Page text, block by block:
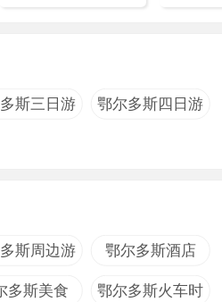
斯三日游 鄂尔多斯四日游
斯周边游 鄂尔多斯酒店
多斯美食 鄂尔多斯火车时